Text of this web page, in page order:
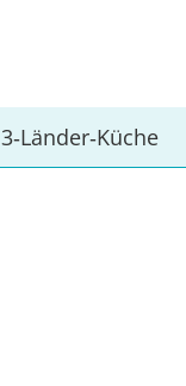
3‑Länder‑Küche